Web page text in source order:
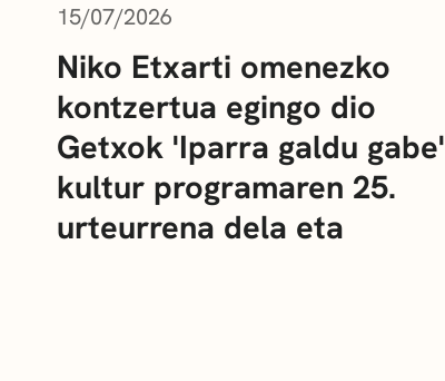
15/07/2026
Niko Etxarti omenezko
kontzertua egingo dio
Getxok 'Iparra galdu gabe'
kultur programaren 25.
urteurrena dela eta